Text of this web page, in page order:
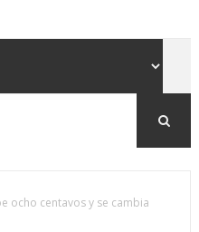
ocho centavos y se cambia